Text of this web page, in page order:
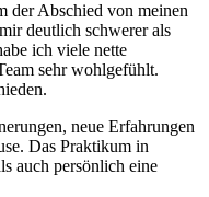
der Abschied von meinen
deutlich schwerer als
ich viele nette
sehr wohlgefühlt.
neue Erfahrungen
Das Praktikum in
auch persönlich eine